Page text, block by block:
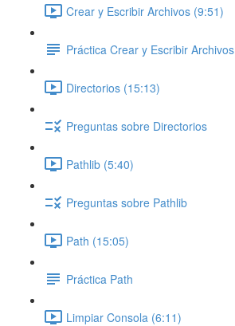
Crear y Escribir Archivos (9:51)
Práctica Crear y Escribir Archivos
Directorios (15:13)
Preguntas sobre Directorios
Pathlib (5:40)
Preguntas sobre Pathlib
Path (15:05)
Práctica Path
Limpiar Consola (6:11)